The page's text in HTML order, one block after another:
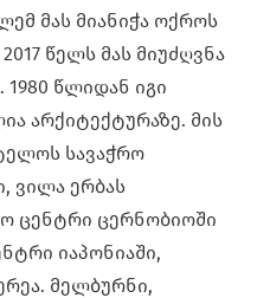
მას მიანიჭა ოქროს
წელს მას მიუძღვნა
წლიდან იგი
არქიტექტურაზე. მის
სავაჭრო
ვილა ერბას
ცენტრი ცერნობიოში
იაპონიაში,
მელბურნი,